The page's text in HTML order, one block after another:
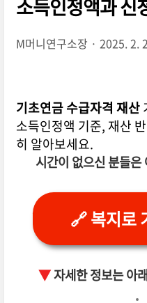
소득인정액과 신
M머니연구소장 2025. 2.
기초연금 수급자격 재산
소득인정액 기준, 재산
히 알아보세요.
시간이 없으신 분들은
🔗 복지로
▼자세한 정보는 아